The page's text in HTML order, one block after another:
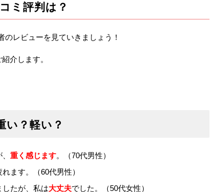
ミ評判は？
レビューを見ていきましょう！
介します。
い？軽い？
重く感じます。（70代男性）
ます。（60代男性）
たが、私は大丈夫でした。（50代女性）